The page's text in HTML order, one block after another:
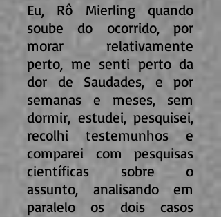
Eu, Rô Mierling quando
soube do ocorrido, por
morar relativamente
perto, me senti perto da
dor de Saudades, e por
semanas e meses, sem
dormir, estudei, pesquisei,
recolhi testemunhos e
comparei com pesquisas
científicas sobre o
assunto, analisando em
paralelo os dois casos